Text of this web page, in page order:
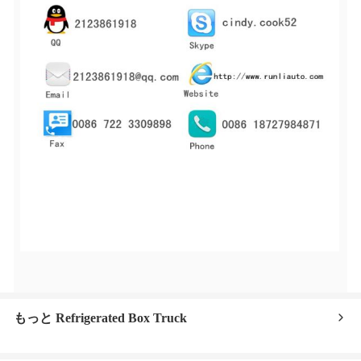
もっと Refrigerated Box Truck